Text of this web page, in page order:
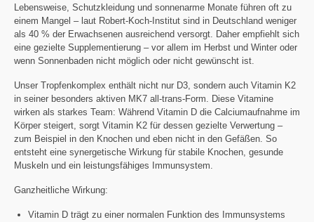
Lebensweise, Schutzkleidung und sonnenarme Monate führen oft zu
einem Mangel – laut Robert-Koch-Institut sind in Deutschland weniger
als 40 % der Erwachsenen ausreichend versorgt. Daher empfiehlt sich
eine gezielte Supplementierung – vor allem im Herbst und Winter oder
wenn Sonnenbaden nicht möglich oder nicht gewünscht ist.
Unser Tropfenkomplex enthält nicht nur D3, sondern auch Vitamin K2
in seiner besonders aktiven MK7 all-trans-Form. Diese Vitamine
wirken als starkes Team: Während Vitamin D die Calciumaufnahme im
Körper steigert, sorgt Vitamin K2 für dessen gezielte Verwertung –
zum Beispiel in den Knochen und eben nicht in den Gefäßen. So
entsteht eine synergetische Wirkung für stabile Knochen, gesunde
Muskeln und ein leistungsfähiges Immunsystem.
Ganzheitliche Wirkung:
Vitamin D trägt zu einer normalen Funktion des Immunsystems